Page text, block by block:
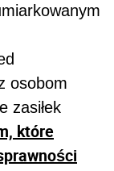
osobom
zasiłek
które